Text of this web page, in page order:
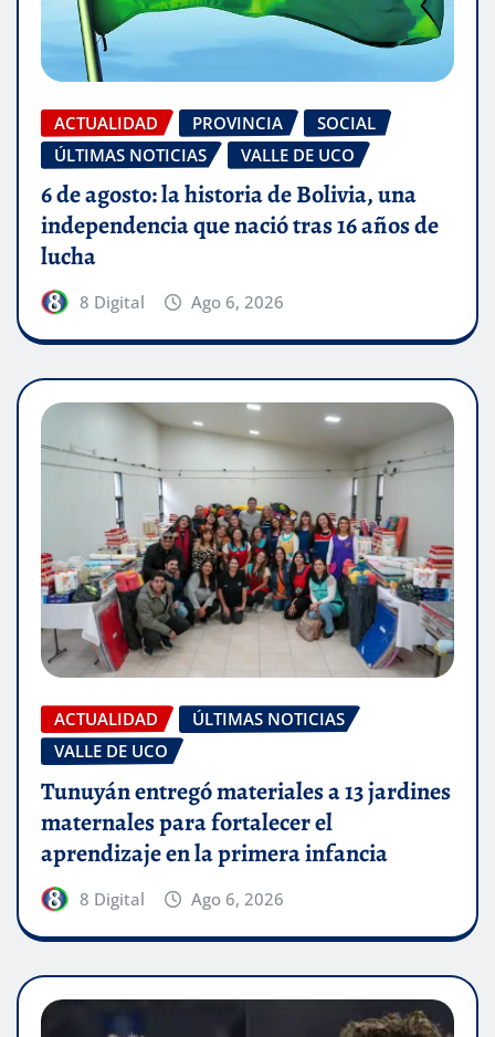
ACTUALIDAD PROVINCIA
SOCIAL
ÚLTIMAS NOTICIAS
VALLE DE UCO
6 de agosto: la historia de Bolivia, una
independencia que nació tras 16 años de
lucha
8 Digital Ago 6, 2026
ACTUALIDAD
ÚLTIMAS NOTICIAS
VALLE DE UCO
Tunuyán entregó materiales a 13 jardines
maternales para fortalecer el
aprendizaje en la primera infancia
8 Digital Ago 6, 2026